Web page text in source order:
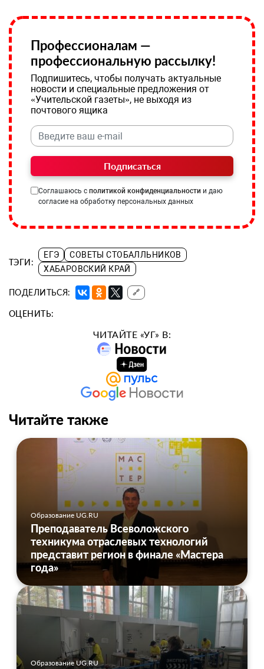
Профессионалам —
профессиональную рассылку!
Подпишитесь, чтобы получать актуальные
новости и специальные предложения от
«Учительской газеты», не выходя из
почтового ящика
Подписаться
Соглашаюсь с политикой конфиденциальности и даю
согласие на обработку персональных данных
ТЭГИ:
ЕГЭ
СОВЕТЫ СТОБАЛЛЬНИКОВ
ХАБАРОВСКИЙ КРАЙ
ПОДЕЛИТЬСЯ: 🔗
ОЦЕНИТЬ:
ЧИТАЙТЕ «УГ» В:
Читайте также
Образование UG.RU
Преподаватель Всеволожского
техникума отраслевых технологий
представит регион в финале «Мастера
года»
Образование UG.RU